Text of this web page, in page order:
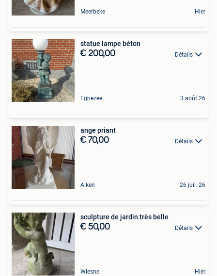
Meerbeke Hier
statue lampe béton
€ 200,00 Détails
Eghezee 3 août 26
ange priant
€ 70,00 Détails
Alken 26 juil. 26
sculpture de jardin très belle
€ 50,00 Détails
Wiesne Hier